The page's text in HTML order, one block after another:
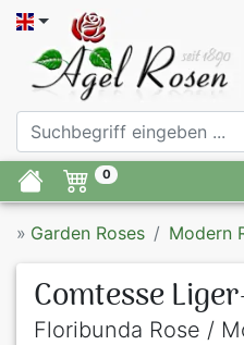
0
» Garden Roses Modern
Comtesse
Floribunda Rose /